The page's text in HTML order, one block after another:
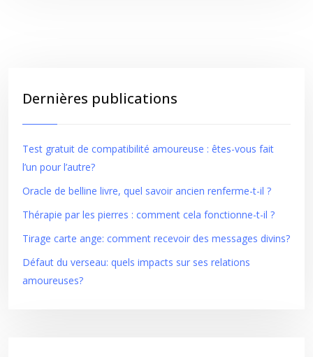
Dernières publications
Test gratuit de compatibilité amoureuse : êtes-vous fait
l’un pour l’autre?
Oracle de belline livre, quel savoir ancien renferme-t-il ?
Thérapie par les pierres : comment cela fonctionne-t-il ?
Tirage carte ange: comment recevoir des messages divins?
Défaut du verseau: quels impacts sur ses relations
amoureuses?